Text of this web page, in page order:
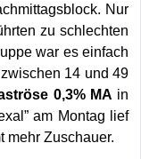
Nur
zu schlechten
war es einfach
14 und 49
0,3% MA in
am Montag lief
mehr Zuschauer.